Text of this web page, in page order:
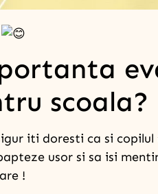
scoala?
iti doresti ca si copilul
usor si sa isi
!